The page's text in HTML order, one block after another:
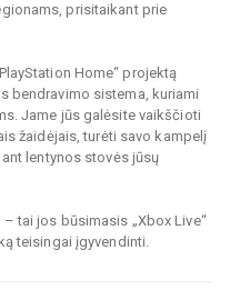
prisitaikant prie
Home“ projektą
bendravimo sistema, kuriami
Jame jūs galėsite vaikščioti
žaidėjais, turėti savo kampelį
lentynos stovės jūsų
– tai jos būsimasis „Xbox Live“
teisingai įgyvendinti.